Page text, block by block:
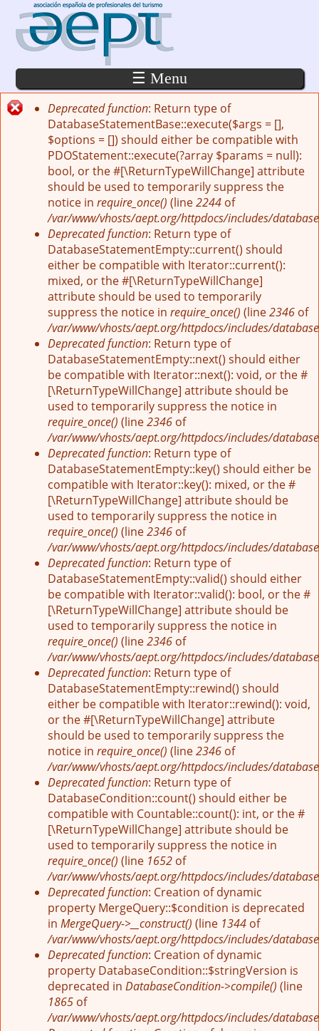
Pasar al contenido principal
☰ Menu
Mensaje de error
Deprecated function: Return type of
DatabaseStatementBase::execute($args = [],
$options = []) should either be compatible with
PDOStatement::execute(?array $params = null):
bool, or the #[\ReturnTypeWillChange] attribute
should be used to temporarily suppress the
notice in require_once() (line2244 of
/var/www/vhosts/aept.org/httpdocs/includes/
Deprecated function: Return type of
DatabaseStatementEmpty::current() should
either be compatible with Iterator::current():
mixed, or the #[\ReturnTypeWillChange]
attribute should be used to temporarily
suppress the notice in require_once() (line2346 of
/var/www/vhosts/aept.org/httpdocs/includes/
Deprecated function: Return type of
DatabaseStatementEmpty::next() should either
be compatible with Iterator::next(): void, or the #
[\ReturnTypeWillChange] attribute should be
used to temporarily suppress the notice in
require_once() (line2346 of
/var/www/vhosts/aept.org/httpdocs/includes/
Deprecated function: Return type of
DatabaseStatementEmpty::key() should either be
compatible with Iterator::key(): mixed, or the #
[\ReturnTypeWillChange] attribute should be
used to temporarily suppress the notice in
require_once() (line2346 of
/var/www/vhosts/aept.org/httpdocs/includes/
Deprecated function: Return type of
DatabaseStatementEmpty::valid() should either
be compatible with Iterator::valid(): bool, or the #
[\ReturnTypeWillChange] attribute should be
used to temporarily suppress the notice in
require_once() (line2346 of
/var/www/vhosts/aept.org/httpdocs/includes/
Deprecated function: Return type of
DatabaseStatementEmpty::rewind() should
either be compatible with Iterator::rewind(): void,
or the #[\ReturnTypeWillChange] attribute
should be used to temporarily suppress the
notice in require_once() (line2346 of
/var/www/vhosts/aept.org/httpdocs/includes/
Deprecated function: Return type of
DatabaseCondition::count() should either be
compatible with Countable::count(): int, or the #
[\ReturnTypeWillChange] attribute should be
used to temporarily suppress the notice in
require_once() (line 1652 of
/var/www/vhosts/aept.org/httpdocs/includes/
Deprecated function: Creation of dynamic
property MergeQuery::$condition is deprecated
in MergeQuery->__construct() (line 1344 of
/var/www/vhosts/aept.org/httpdocs/includes/
Deprecated function: Creation of dynamic
property DatabaseCondition::$stringVersion is
deprecated in DatabaseCondition->compile() (line
1865 of
/var/www/vhosts/aept.org/httpdocs/includes/